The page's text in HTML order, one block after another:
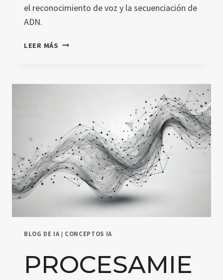
el reconocimiento de voz y la secuenciación de
ADN.
LEER MÁS MODELOS
PRÁCTICOS
BLOG DE IA | CONCEPTOS IA
PROCESAMIE